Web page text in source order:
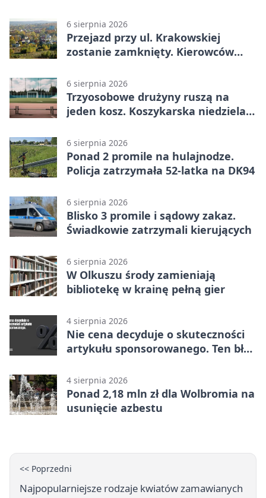
6 sierpnia 2026
Przejazd przy ul. Krakowskiej
zostanie zamknięty. Kierowców
6 sierpnia 2026
Trzyosobowe drużyny ruszą na
jeden kosz. Koszykarska niedziela
6 sierpnia 2026
Ponad 2 promile na hulajnodze.
Policja zatrzymała 52-latka na DK94
6 sierpnia 2026
Blisko 3 promile i sądowy zakaz.
Świadkowie zatrzymali kierujących
6 sierpnia 2026
W Olkuszu środy zamieniają
bibliotekę w krainę pełną gier
4 sierpnia 2026
Nie cena decyduje o skuteczności
artykułu sponsorowanego. Ten błąd
4 sierpnia 2026
Ponad 2,18 mln zł dla Wolbromia na
usunięcie azbestu
<< Poprzedni
Najpopularniejsze rodzaje kwiatów zamawianych